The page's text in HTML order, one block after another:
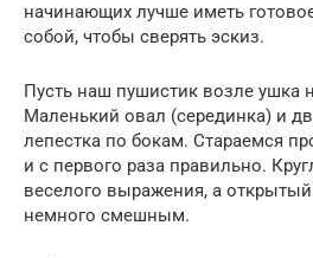
начинающих лучше иметь
собой, чтобы сверять эскиз.
Пусть наш пушистик возле ушка
Маленький овал (серединка) и
лепестка по бокам. Стараемся
и с первого раза правильно.
веселого выражения, а открытый
немного смешным.